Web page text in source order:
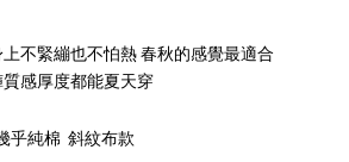
不緊繃也不怕熱 春秋的感覺最適合
感厚度都能夏天穿
乎純棉 斜紋布款